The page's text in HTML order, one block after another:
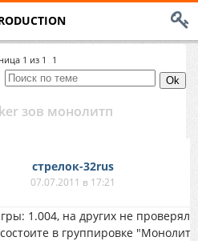
1 из 1 1
зов монолитп
стрелок-32rus
07.07.2011 в 17:21
1.004, на других не
в группировке